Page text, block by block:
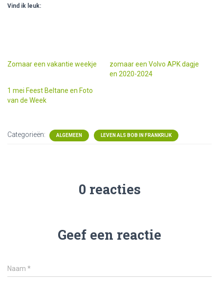
Vind ik leuk:
Zomaar een vakantie weekje
zomaar een Volvo APK dagje
en 2020-2024
1 mei Feest Beltane en Foto
van de Week
Categorieën: ALGEMEEN LEVEN ALS BOB IN FRANKRIJK
0 reacties
Geef een reactie
Naam *